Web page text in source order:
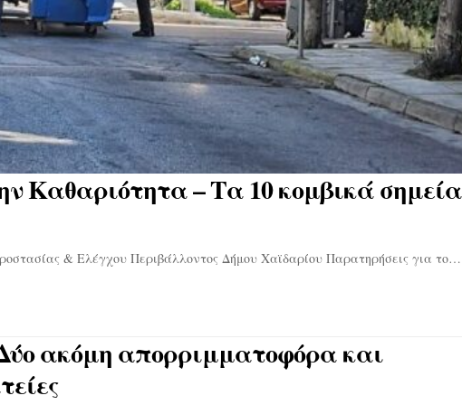
Καθαριότητα – Τα 10 κομβικά
& Ελέγχου Περιβάλλοντος Δήμου Χαϊδαρίου Παρατηρήσεις για το…
ακόμη απορριμματοφόρα και